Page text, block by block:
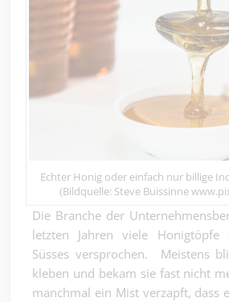
Echter Honig oder einfach nur billige
(Bildquelle: Steve Buissinne
Die Branche der
letzten Jahren viele Honigtöpfe
Süsses versprochen. Meistens
kleben und bekam sie fast nicht
manchmal ein Mist verzapft, dass